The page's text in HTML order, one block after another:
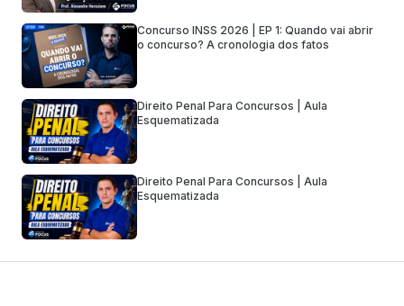
Concurso INSS 2026 | EP 1: Quando vai abrir
o concurso? A cronologia dos fatos
Direito Penal Para Concursos | Aula
Esquematizada
Direito Penal Para Concursos | Aula
Esquematizada